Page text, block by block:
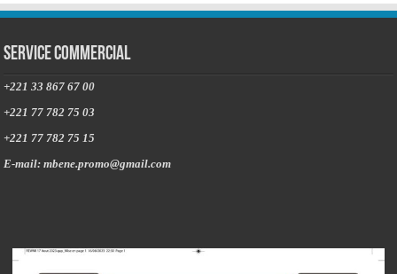
Service commercial
+221 33 867 67 00
+221 77 782 75 03
+221 77 782 75 15
E-mail: mbene.promo@gmail.com